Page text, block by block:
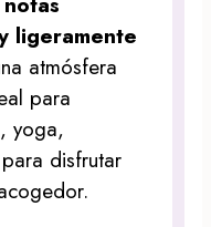
ligeramente
atmósfera
para
yoga,
disfrutar